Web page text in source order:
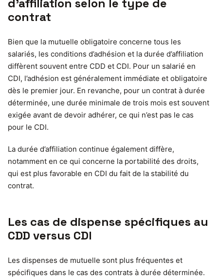
d’affiliation selon le type de
contrat
Bien que la mutuelle obligatoire concerne tous les
salariés, les conditions d’adhésion et la durée d’affiliation
diffèrent souvent entre CDD et CDI. Pour un salarié en
CDI, l’adhésion est généralement immédiate et obligatoire
dès le premier jour. En revanche, pour un contrat à durée
déterminée, une durée minimale de trois mois est souvent
exigée avant de devoir adhérer, ce qui n’est pas le cas
pour le CDI.
La durée d’affiliation continue également diffère,
notamment en ce qui concerne la portabilité des droits,
qui est plus favorable en CDI du fait de la stabilité du
contrat.
Les cas de dispense spécifiques au
CDD versus CDI
Les dispenses de mutuelle sont plus fréquentes et
spécifiques dans le cas des contrats à durée déterminée.